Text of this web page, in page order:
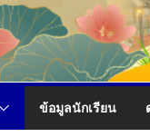
ข้อมูลนักเรียน